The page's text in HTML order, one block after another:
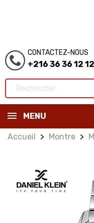
CONTACTEZ-NOUS
+216 36 36 12 12
MENU
Accueil Montre